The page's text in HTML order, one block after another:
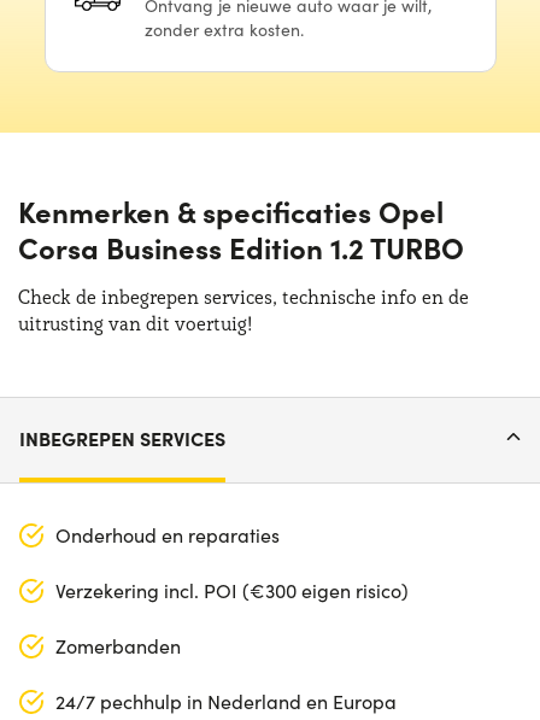
Ontvang je nieuweauto waar je wilt,
zonder extra kosten.
Kenmerken & specificaties Opel
Corsa Business Edition 1.2 TURBO
Check de inbegrepen services, technische info en de
uitrusting van dit voertuig!
INBEGREPEN SERVICES
Onderhoud en reparaties
Verzekering incl. POI (€300 eigen risico)
Zomerbanden
24/7 pechhulp in Nederland en Europa